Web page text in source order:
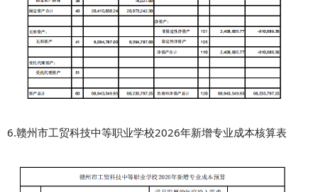
6.赣州市工贸科技中等职业学校2026年新增专业成本核算表